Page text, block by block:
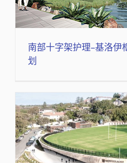
南部十字架护理–基洛伊
划